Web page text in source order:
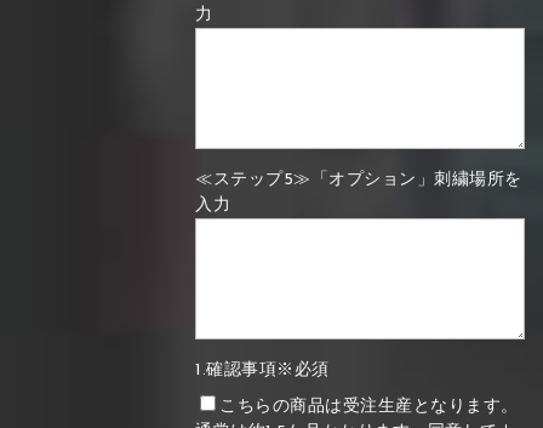
力
≪ステップ5≫「オプション」刺繍場所を
入力
1.確認事項※必須
こちらの商品は受注生産となります。